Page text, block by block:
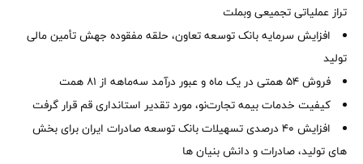
تراز عملیاتی تجمیعی وبملت
افزایش سرمایه بانک توسعه تعاون، حلقه مفقوده جهش تأمین مالی
تولید
فروش 54 همتی در یک ماه و عبور درآمد سه‌ماهه از 81 همت
کیفیت خدمات بیمه تجارت‌نو، مورد تقدیر استانداری قم قرار گرفت
افزایش 40 درصدی تسهیلات بانک توسعه صادرات ایران برای بخش
های تولید، صادرات و دانش بنیان ها